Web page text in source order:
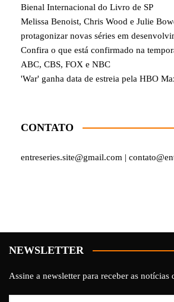
Bienal Internacional do Livro de SP
Melissa Benoist, Chris Wood e Julie
protagonizar novas séries em
Confira o que está confirmado na
ABC, CBS, FOX e NBC
'War' ganha data de estreia pela HBO
CONTATO
entreseries.site@gmail.com |
NEWSLETTER
Assine a newsletter para receber as notícias